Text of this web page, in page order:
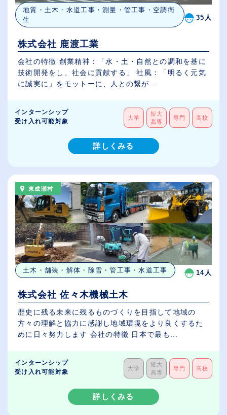
地質・土木・水道工事・測量・管工事・空調衛
生
35人
株式会社 鹿渡工業
会社の特徴 創業精神：「水・土・自然との調和を基に
技術開発をし、社会に貢献する」 社風：「明るく元気
に誠実に」をモットーに、人との繋が...
インターンシップ
受け入れ可能対象
大学
短大
高専
専門 高校
詳しくみる
東成瀬村
土木・舗装・解体・除雪・管工事・水道工事 14人
株式会社 佐々木機械土木
歴史に残る未来に残るものづくりを目指して地域の
方々の理解と協力に感謝し地域環境をより良くするた
めに日々努力します 会社の特徴 日本で最も...
インターンシップ
受け入れ可能対象
大学
短大
高専
専門 高校
詳しくみる